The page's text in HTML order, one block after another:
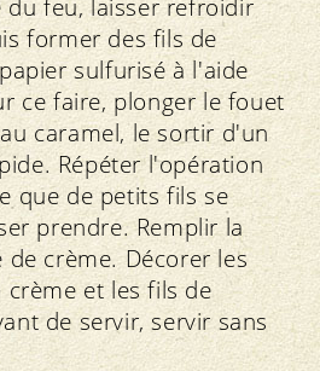
du feu, laisser refroidir
former des fils de
sulfurisé à l'aide
ce faire, plonger le fouet
caramel, le sortir d'un
Répéter l'opération
que de petits fils se
prendre. Remplir la
de crème. Décorer les
et les fils de
de servir, servir sans